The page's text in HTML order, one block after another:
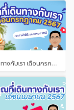
ลูกค้าที่เดินทางกับเรา เดือนกรกฎาคม 2567